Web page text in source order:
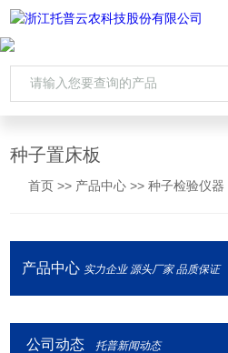
种子置床板
首页 >> 产品中心 >>种子检验仪器
产品中心 实力企业 源头厂家 品质保证
公司动态 托普新闻动态